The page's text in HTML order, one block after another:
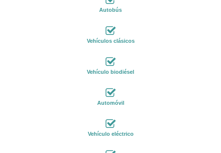
Autobús
Vehículos clásicos
Vehículo biodiésel
Automóvil
Vehículo eléctrico